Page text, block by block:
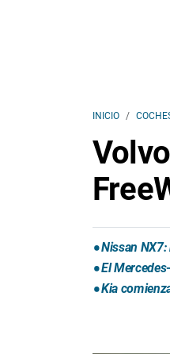
INICIO
Nissan
El
Kia